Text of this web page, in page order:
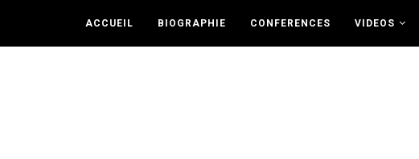
ACCUEIL BIOGRAPHIE CONFERENCES VIDEOS